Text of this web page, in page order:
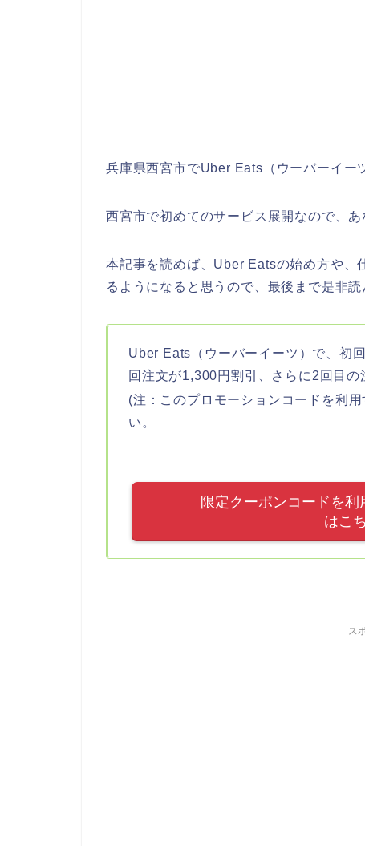
兵庫県西宮市でUber Eats（ウーバーイー
西宮市で初めてのサービス展開なので、
本記事を読めば、Uber Eatsの始め方や、
るようになると思うので、最後まで是非読
Uber Eats（ウーバーイーツ）で、初
回注文が1,300円割引、さらに2回目の
(注：このプロモーションコードを利
い。
限定クーポンコードを
はこ
ス